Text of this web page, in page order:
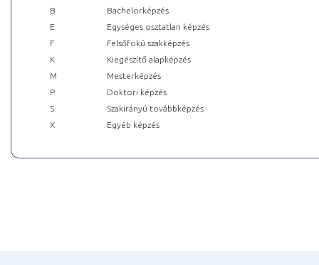
B
Bachelorképzés
E
Egységes osztatlan képzés
F
Felsőfokú szakképzés
K
Kiegészítő alapképzés
M
Mesterképzés
P
Doktori képzés
S
Szakirányú továbbképzés
X
Egyéb képzés